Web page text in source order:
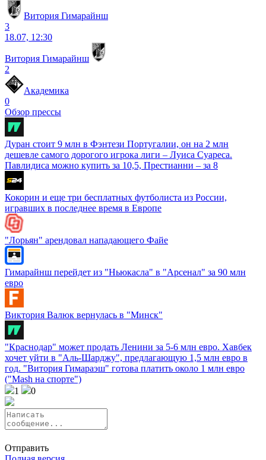
Витория Гимарайнш
3
18.07, 12:30
Витория Гимарайнш
2
Академика
0
Обзор прессы
Дуран стоит 9 млн в Фэнтези Португалии, он на 2 млн
дешевле самого дорогого игрока лиги – Луиса Суареса.
Павлидиса можно купить за 10,5, Престианни – за 8
Кокорин и еще три бесплатных футболиста из России,
игравших в последнее время в Европе
"Лорьян" арендовал нападающего Файе
Гимарайнш перейдет из "Ньюкасла" в "Арсенал" за 90 млн
евро
Виктория Валюк вернулась в "Минск"
"Краснодар" может продать Ленини за 5-6 млн евро. Хавбек
хочет уйти в "Аль-Шарджу", предлагающую 1,5 млн евро в
год. "Витория Гимараэш" готова платить около 1 млн евро
("Mash на спорте")
1
0
Отправить